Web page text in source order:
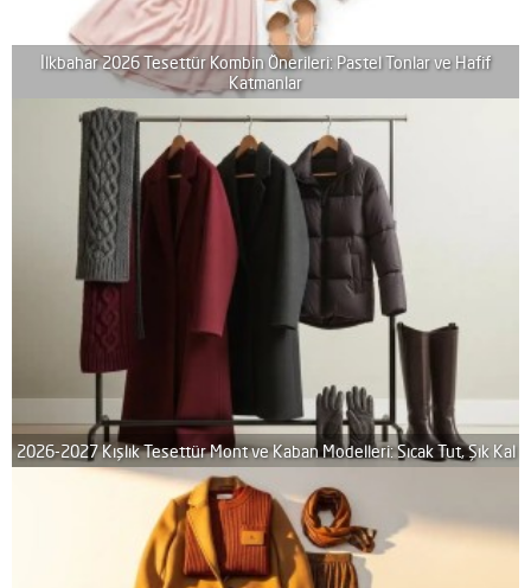
İlkbahar 2026 Tesettür Kombin Önerileri: Pastel Tonlar ve Hafif
Katmanlar
2026-2027 Kışlık Tesettür Mont ve Kaban Modelleri: Sıcak Tut, Şık Kal